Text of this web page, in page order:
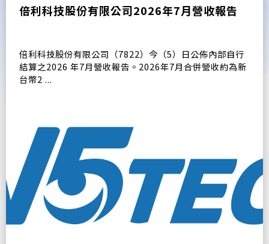
倍利科技股份有限公司2026年7月營收報告
倍利科技股份有限公司（7822）今（5）日公佈內部自行
結算之2026 年7月營收報告。2026年7月合併營收約為新
台幣2 ...